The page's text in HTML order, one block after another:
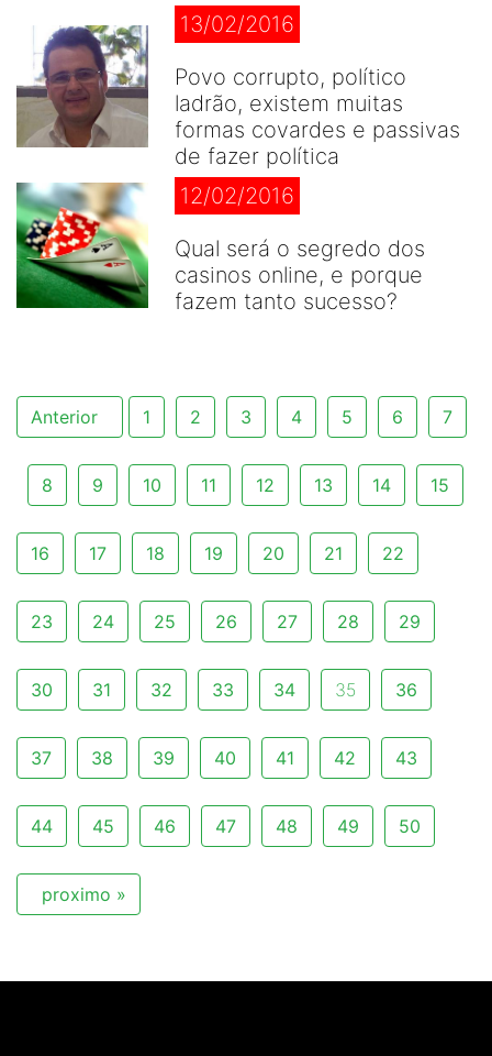
13/02/2016
Povo corrupto, político
ladrão, existem muitas
formas covardes e passivas
de fazer política
12/02/2016
Qual será o segredo dos
casinos online, e porque
fazem tanto sucesso?
Anterior 1 2 3 4 5 6 7
8 9 10 11 12 13 14 15
16 17 18 19 20 21 22
23 24 25 26 27 28 29
30 31 32 33 34 35 36
37 38 39 40 41 42 43
44 45 46 47 48 49 50
proximo »